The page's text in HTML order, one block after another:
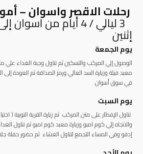
رحلات الاقصر واسوان –
3 ليالي / 4 أيام من
إثنين
يوم الجمعة
الوصول إلي المركب والتسكين ثم تناول وجبة الغداء علي
معبد فيلة وزيارة السد العالي ورمز الصداقة ثم العودة إلى
في سوق أسوان
يوم السبت
تناول الإفطار على متن المركب ثم زيارة القرية النوبية (
والاتجاه إلي كوم امبو وزيارة معبد كوم امبو ثم تناول
إدفو وفي المساء التجمع لتناول العشاء ثم حضور حفلة